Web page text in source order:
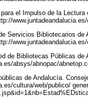
el Impulso de la
Servicios Bibliotecarios
de Bibliotecas Públicas de
absys/abnopac/
de Andalucía.
cultura/web/publico/